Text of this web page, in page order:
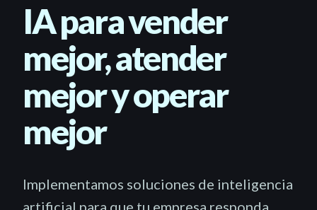
IA para vender
mejor, atender
mejor y operar
mejor
Implementamos soluciones de inteligencia
artificial para que tu empresa responda